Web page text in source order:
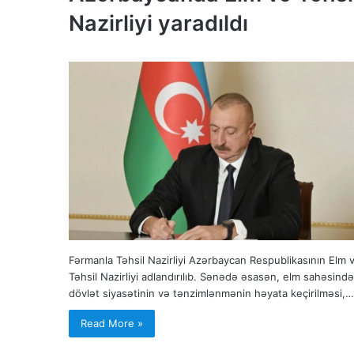
Nazirliyi yaradıldı
Fərmanla Təhsil Nazirliyi Azərbaycan Respublikasının Elm
Təhsil Nazirliyi adlandırılıb. Sənədə əsasən, elm sahəsində
dövlət siyasətinin və tənzimlənmənin həyata keçirilməsi,…
Read More »